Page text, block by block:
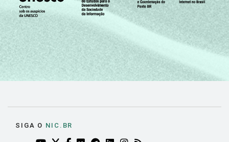
SIGA O NIC.BR